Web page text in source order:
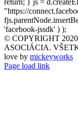
"https://
'facebook-jssdk' ) );
© COPYRIGHT
ASOCIÁCIA.
love by mickeyworks
Page load link